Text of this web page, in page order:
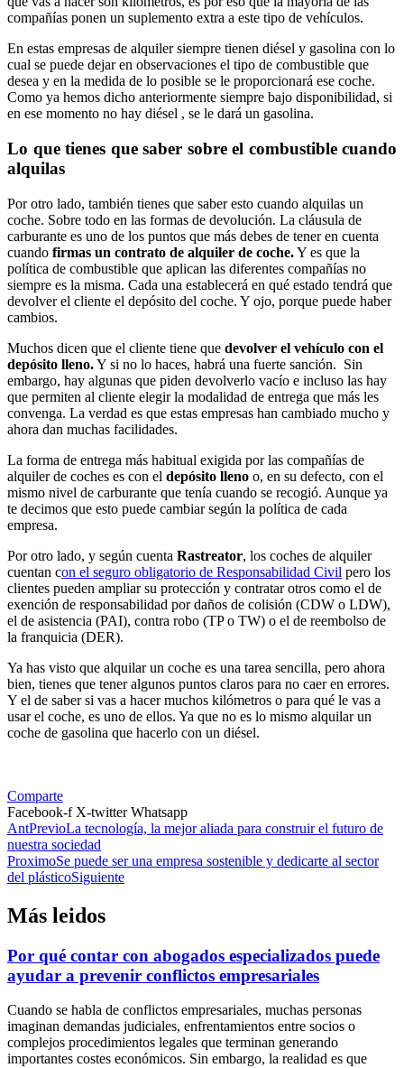
compañías ponen un suplemento extra a este tipo de vehículos.
En estas empresas de alquiler siempre tienen diésel y gasolina con lo
cual se puede dejar en observaciones el tipo de combustible que
desea y en la medida de lo posible se le proporcionará ese coche.
Como ya hemos dicho anteriormente siempre bajo disponibilidad, si
en ese momento no hay diésel , se le dará un gasolina.
Lo que tienes que saber sobre el combustible cuando
alquilas
Por otro lado, también tienes que saber esto cuando alquilas un
coche. Sobre todo en las formas de devolución. La cláusula de
carburante es uno de los puntos que más debes de tener en cuenta
cuando firmas un contrato de alquiler de coche.Y es que la
política de combustible que aplican las diferentes compañías no
siempre es la misma. Cada una establecerá en qué estado tendrá que
devolver el cliente el depósito del coche. Y ojo, porque puede haber
cambios.
Muchos dicen que el cliente tiene que devolver el vehículo con el
depósito lleno.Y si no lo haces, habrá una fuerte sanción. Sin
embargo, hay algunas que piden devolverlo vacío e incluso las hay
que permiten al cliente elegir la modalidad de entrega que más les
convenga. La verdad es que estas empresas han cambiado mucho y
ahora dan muchas facilidades.
La forma de entrega más habitual exigida por las compañías de
alquiler de coches es con el depósito lleno o, en su defecto, con el
mismo nivel de carburante que tenía cuando se recogió. Aunque ya
te decimos que esto puede cambiar según la política de cada
empresa.
Por otro lado, y según cuenta Rastreator, los coches de alquiler
cuentan con el seguro obligatorio de Responsabilidad Civil pero los
clientes pueden ampliar su protección y contratar otros como el de
exención de responsabilidad por daños de colisión (CDW o LDW),
el de asistencia (PAI), contra robo (TP o TW) o el de reembolso de
la franquicia (DER).
Ya has visto que alquilar un coche es una tarea sencilla, pero ahora
bien, tienes que tener algunos puntos claros para no caer en errores.
Y el de saber si vas a hacer muchos kilómetros o para qué le vas a
usar el coche, es uno de ellos. Ya que no es lo mismo alquilar un
coche de gasolina que hacerlo con un diésel.
Comparte
Facebook-f X-twitter Whatsapp
AntPrevioLa tecnología, la mejor aliada para construir el futuro de
nuestra sociedad
ProximoSe puede ser una empresa sostenible y dedicarte al sector
del plásticoSiguiente
Más leidos
Por qué contar con abogados especializados puede
ayudar a prevenir conflictos empresariales
Cuando se habla de conflictos empresariales, muchas personas
imaginan demandas judiciales, enfrentamientos entre socios o
complejos procedimientos legales que terminan generando
importantes costes económicos. Sin embargo, la realidad es que